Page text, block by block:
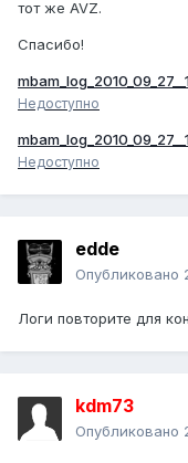
тот же AVZ.
Спасибо!
Недоступно
Недоступно
edde
Опубликовано
Логи повторите для
kdm73
Опубликовано